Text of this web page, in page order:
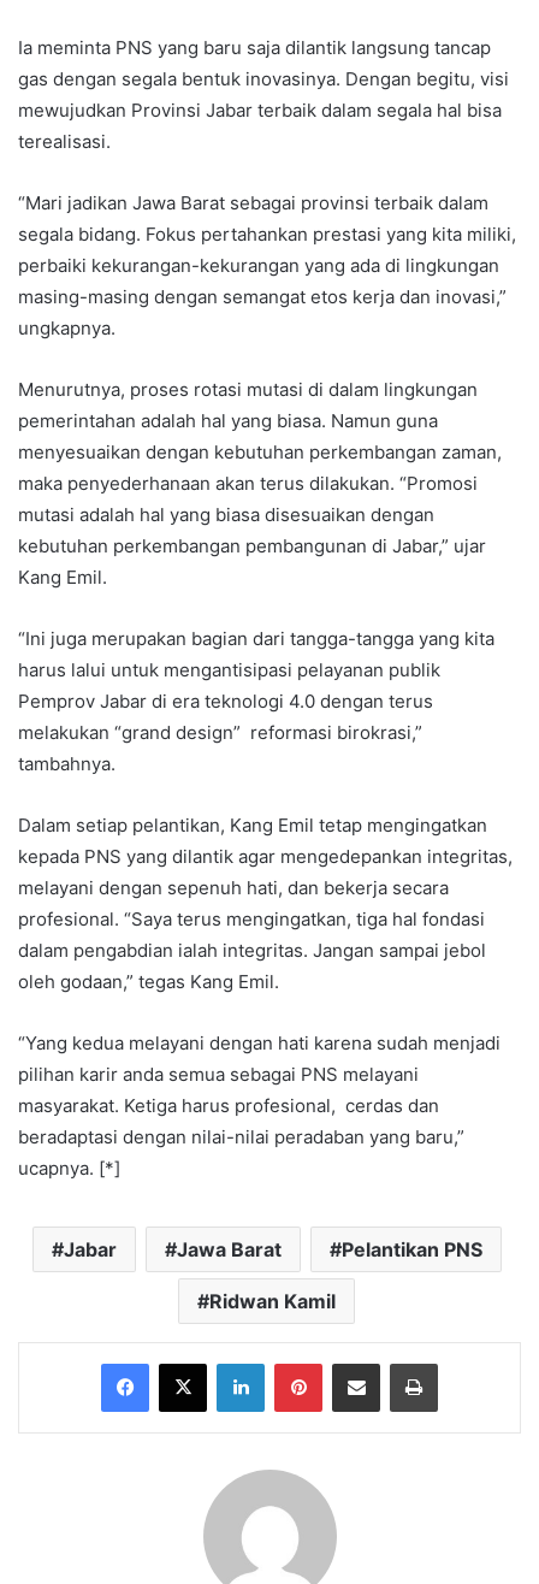
Ia meminta PNS yang baru saja dilantik langsung tancap
gas dengan segala bentuk inovasinya. Dengan begitu, visi
mewujudkan Provinsi Jabar terbaik dalam segala hal bisa
terealisasi.
“Mari jadikan Jawa Barat sebagai provinsi terbaik dalam
segala bidang. Fokus pertahankan prestasi yang kita miliki,
perbaiki kekurangan-kekurangan yang ada di lingkungan
masing-masing dengan semangat etos kerja dan inovasi,”
ungkapnya.
Menurutnya, proses rotasi mutasi di dalam lingkungan
pemerintahan adalah hal yang biasa. Namun guna
menyesuaikan dengan kebutuhan perkembangan zaman,
maka penyederhanaan akan terus dilakukan. “Promosi
mutasi adalah hal yang biasa disesuaikan dengan
kebutuhan perkembangan pembangunan di Jabar,” ujar
Kang Emil.
“Ini juga merupakan bagian dari tangga-tangga yang kita
harus lalui untuk mengantisipasi pelayanan publik
Pemprov Jabar di era teknologi 4.0 dengan terus
melakukan “grand design” reformasi birokrasi,”
tambahnya.
Dalam setiap pelantikan, Kang Emil tetap mengingatkan
kepada PNS yang dilantik agar mengedepankan integritas,
melayani dengan sepenuh hati, dan bekerja secara
profesional. “Saya terus mengingatkan, tiga hal fondasi
dalam pengabdian ialah integritas. Jangan sampai jebol
oleh godaan,” tegas Kang Emil.
“Yang kedua melayani dengan hati karena sudah menjadi
pilihan karir anda semua sebagai PNS melayani
masyarakat. Ketiga harus profesional, cerdas dan
beradaptasi dengan nilai-nilai peradaban yang baru,”
ucapnya. [*]
Jabar Jawa Barat Pelantikan PNS
Ridwan Kamil
Facebook
X LinkedInPinterestShare via Email Print